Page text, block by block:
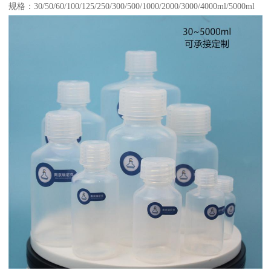
规格：30/50/60/100/125/250/300/500/1000/2000/3000/4000ml/5000ml